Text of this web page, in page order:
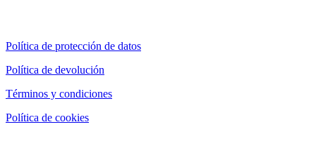
Política de protección de datos
Política de devolución
Términos y condiciones
Política de cookies